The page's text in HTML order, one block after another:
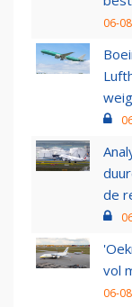
06-
de
vol
06-